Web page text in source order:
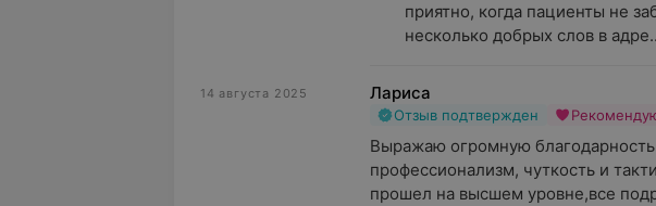
приятно, когда пациенты не
несколько добрых слов в
14 августа 2025 Лариса
Отзыв подтвержден
Выражаю огромную благодарность
профессионализм, чуткость и
прошел на высшем уровне,все